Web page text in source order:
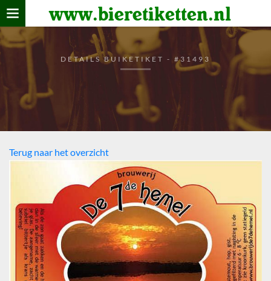
www.bieretiketten.nl
Home
verzamelen
De bierkaart
Bezoekers
DETAILS BUIKETIKET - #31493
Terug naar het overzicht